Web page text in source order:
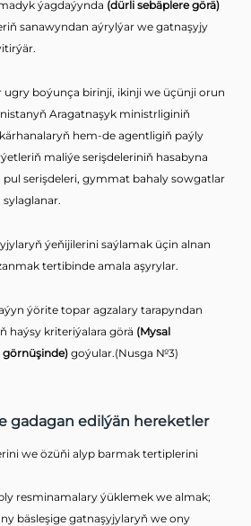
ýagdaýynda (dürli sebäplere görä)
sanawyndan aýrylýar we gatnaşyjy
ugry boýunça birinji, ikinji we üçünji orun
Aragatnaşyk ministrliginiň
hem-de agentligiň paýly
maliýe serişdeleriniň hasabyna
serişdeleri, gymmat bahaly sowgatlar
ýeňijilerini saýlamak üçin alnan
tertibinde amala aşyrylar.
ýörite topar agzalary tarapyndan
haýsy kriteriýalara görä (Mysal
goýular.(Nusga №3)
gadagan edilýän hereketler
we özüňi alyp barmak tertiplerini
resminamalary ýüklemek we almak;
bäsleşige gatnaşyjylaryň we ony